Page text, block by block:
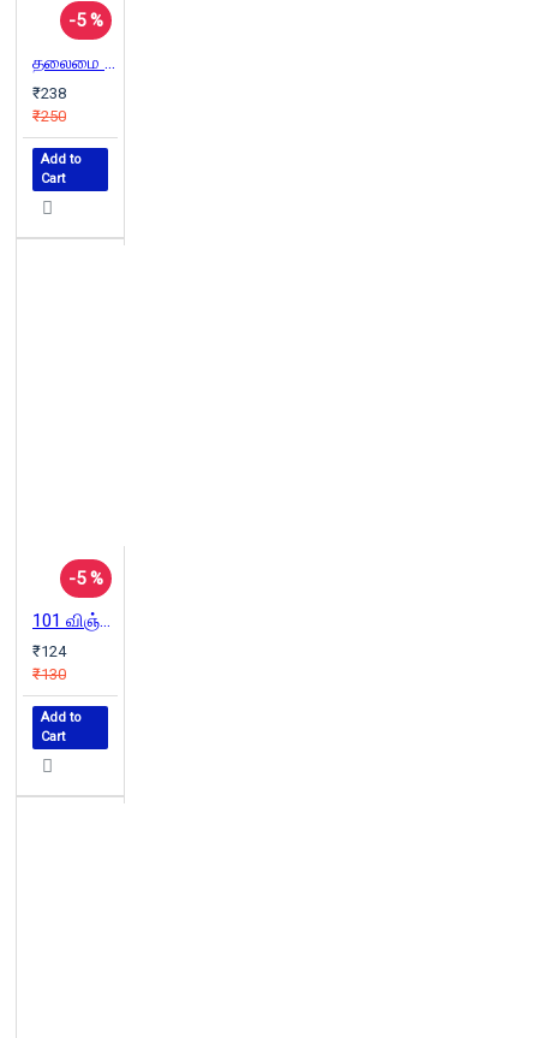
-5 %
தலைமை பண்புகள் (கம்பர் கட்டியவை)
₹238
₹250
Add to
Cart
-5 %
101 விஞ்ஞானிகள்
₹124
₹130
Add to
Cart